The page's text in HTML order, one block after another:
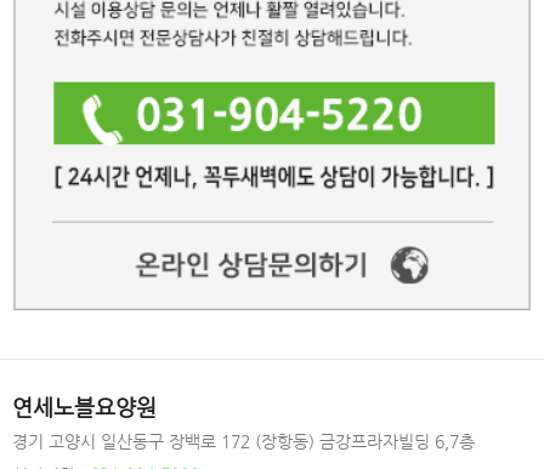
연세노블요양원
경기 고양시 일산동구 장백로 172 (장항동) 금강프라자빌딩 6,7층